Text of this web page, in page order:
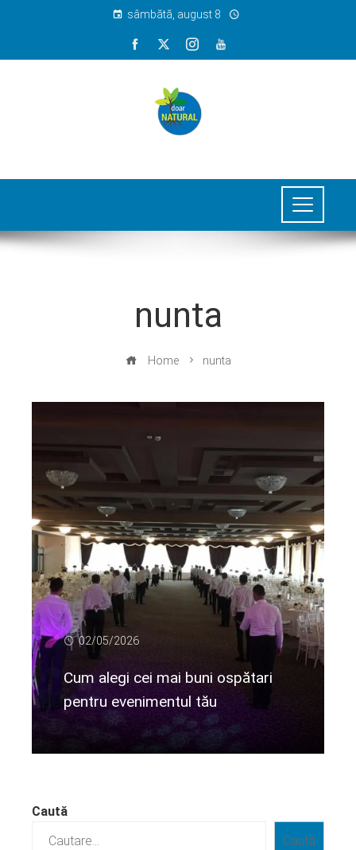
sâmbătă, august 8
nunta
Home nunta
02/05/2026
Cum alegi cei mai buni ospătari
pentru evenimentul tău
Citeste mai departe...
Caută
Caută